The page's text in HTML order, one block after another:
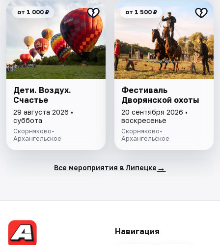
от 1 000 ₽
Дети. Воздух.
Счастье
29 августа 2026 •
суббота
Скорняково-
Архангельское
от 1 500 ₽
Фестиваль
Дворянской охоты
20 сентября 2026 •
воскресенье
Скорняково-
Архангельское
Все мероприятия в Липецке →
Навигация